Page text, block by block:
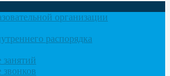
организации
распорядка
занятий
звонков